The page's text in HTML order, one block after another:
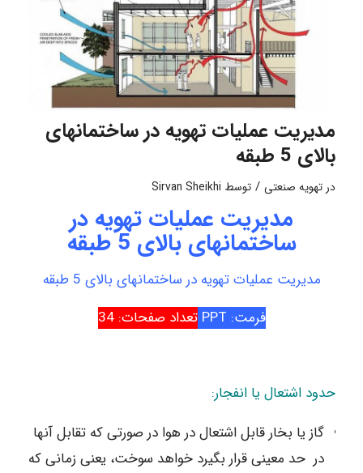
مدیریت عملیات تهویه در ساختمانهای
بالای 5 طبقه
در تهویه صنعتی / توسط Sirvan Sheikhi
مدیریت عملیات تهویه در
ساختمانهای بالای 5 طبقه
مدیریت عملیات تهویه در ساختمانهای بالای 5 طبقه
فرمت: PPT
تعداد صفحات: 34
حدود اشتعال یا انفجار:
گاز یا بخار قابل اشتعال در هوا در صورتی که تقابل آنها
در حد معینی قرار بگیرد خواهد سوخت، یعنی زمانی که